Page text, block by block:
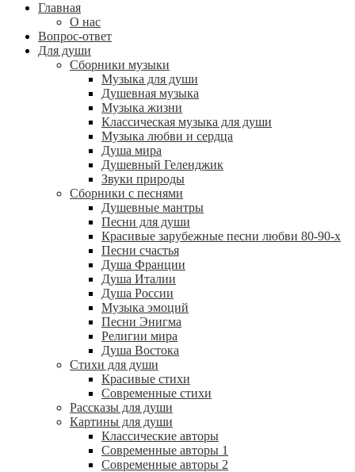
Главная
О нас
Вопрос-ответ
Для души
Сборники музыки
Музыка для души
Душевная музыка
Музыка жизни
Классическая музыка для души
Музыка любви и сердца
Душа мира
Душевный Геленджик
Звуки природы
Сборники с песнями
Душевные мантры
Песни для души
Красивые зарубежные песни любви 80-90-х
Песни счастья
Душа Франции
Душа Италии
Душа России
Музыка эмоций
Песни Энигма
Религии мира
Душа Востока
Стихи для души
Красивые стихи
Современные стихи
Рассказы для души
Картины для души
Классические авторы
Современные авторы 1
Современные авторы 2